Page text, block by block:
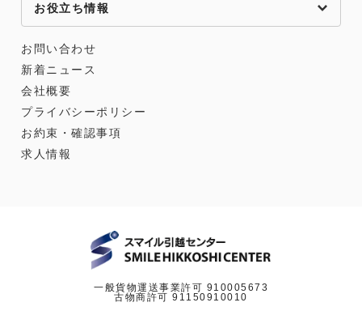
お役立ち情報
お問い合わせ
新着ニュース
会社概要
プライバシーポリシー
お約束・確認事項
求人情報
一般貨物運送事業許可 910005673
古物商許可 91150910010